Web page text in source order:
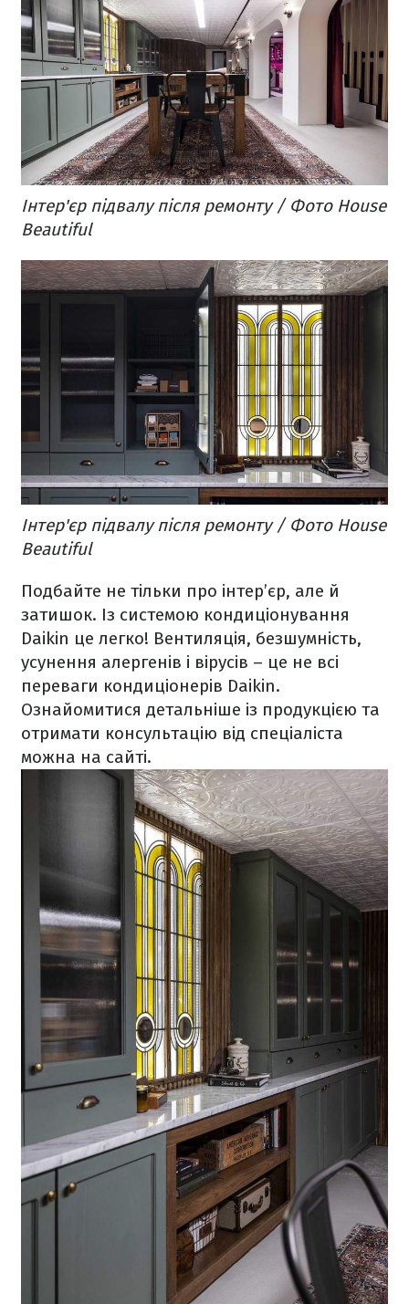
Інтер'єр підвалу після ремонту / Фото House
Beautiful
Інтер'єр підвалу після ремонту / Фото House
Beautiful
Подбайте не тільки про інтер’єр, але й
затишок. Із системою кондиціонування
Daikin це легко! Вентиляція, безшумність,
усунення алергенів і вірусів – це не всі
переваги кондиціонерів Daikin.
Ознайомитися детальніше із продукцією та
отримати консультацію від спеціаліста
можна на сайті.